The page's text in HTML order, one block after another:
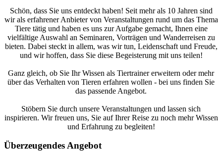
Schön, dass Sie uns entdeckt haben! Seit mehr als 10 Jahren sind
wir als erfahrener Anbieter von Veranstaltungen rund um das Thema
Tiere tätig und haben es uns zur Aufgabe gemacht, Ihnen eine
vielfältige Auswahl an Seminaren, Vorträgen und Wanderreisen zu
bieten. Dabei steckt in allem, was wir tun, Leidenschaft und Freude,
und wir hoffen, dass Sie diese Begeisterung mit uns teilen!
Ganz gleich, ob Sie Ihr Wissen als Tiertrainer erweitern oder mehr
über das Verhalten von Tieren erfahren wollen - bei uns finden Sie
das passende Angebot.
Stöbern Sie durch unsere Veranstaltungen und lassen sich
inspirieren. Wir freuen uns, Sie auf Ihrer Reise zu noch mehr Wissen
und Erfahrung zu begleiten!
Überzeugendes Angebot